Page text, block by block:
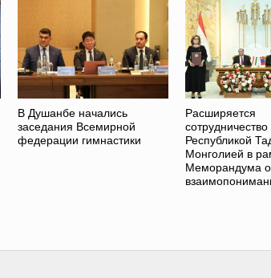
В Душанбе начались
заседания Всемирной
федерации гимнастики
Расширяется
Республикой
Монголией в
Меморандума о